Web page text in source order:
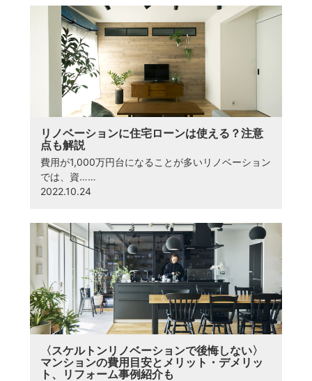
リノベーションに住宅ローンは使える？注意
点も解説
費用が1,000万円台になることが多いリノベーション
では、資……
2022.10.24
〈スケルトンリノベーションで後悔しない〉
マンションの費用目安とメリット・デメリッ
ト、リフォーム事例紹介も